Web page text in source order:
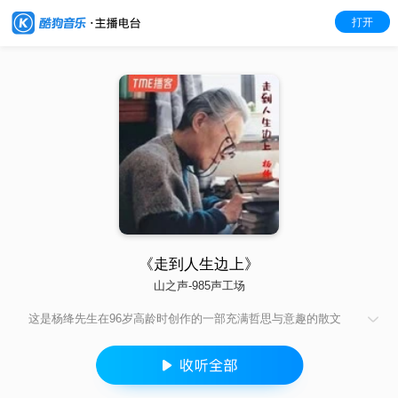
打开
《走到人生边上》
山之声-985声工场
这是杨绛先生在96岁高龄时创作的一部充满哲思与意趣的散文
考，指出人生的价值在于遵循“灵性良心”的要求修炼自己，完善自
身。她以深刻独到的体验，秉笔直书的勇气和生动饱满的笔触，
为那些在现实生活中因信仰缺失而茫然无助的人们指点迷津。